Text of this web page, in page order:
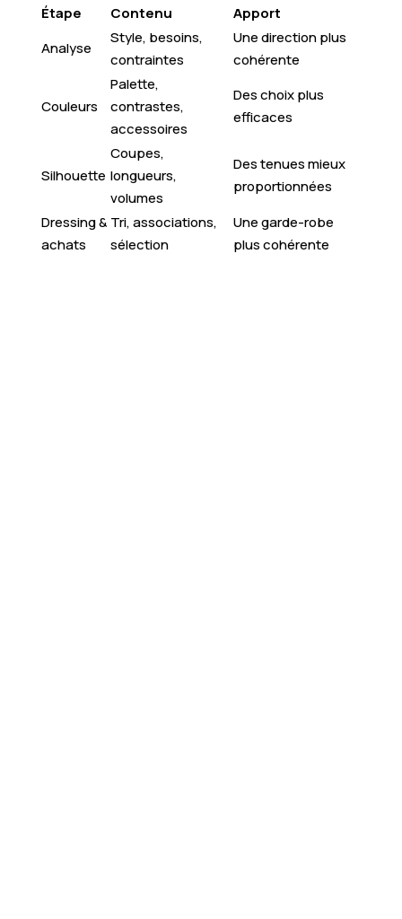
Étape
Contenu
Apport
Analyse
Style, besoins,
contraintes
Une direction plus
cohérente
Couleurs
Palette,
contrastes,
accessoires
Des choix plus
efficaces
Silhouette
Coupes,
longueurs,
volumes
Des tenues mieux
proportionnées
Dressing &
achats
Tri, associations,
sélection
Une garde-robe
plus cohérente